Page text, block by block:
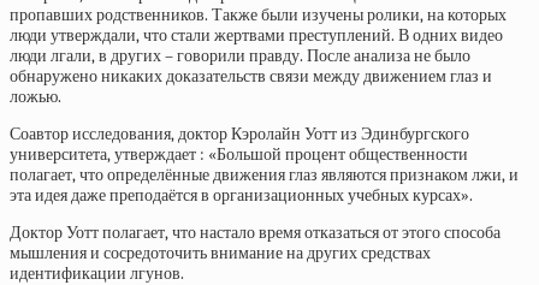
пропавших родственников. Также были изучены ролики, на которых
люди утверждали, что стали жертвами преступлений. В одних видео
люди лгали, в других – говорили правду. После анализа не было
обнаружено никаких доказательств связи между движением глаз и
ложью.
Соавтор исследования, доктор Кэролайн Уотт из Эдинбургского
университета, утверждает : «Большой процент общественности
полагает, что определённые движения глаз являются признаком лжи, и
эта идея даже преподаётся в организационных учебных курсах».
Доктор Уотт полагает, что настало время отказаться от этого способа
мышления и сосредоточить внимание на других средствах
идентификации лгунов.